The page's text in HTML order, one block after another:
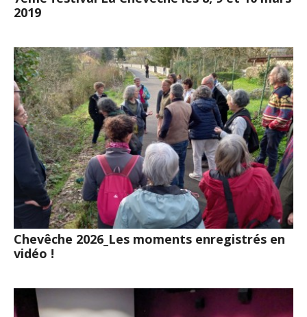
2019
Chevêche 2026_Les moments enregistrés en
vidéo !